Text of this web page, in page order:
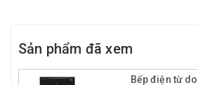
Sản phẩm đã xem
Bếp điện từ